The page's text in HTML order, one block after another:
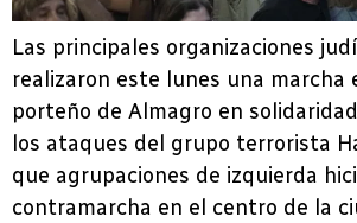
Las principales organizaciones
realizaron este lunes una marcha
porteño de Almagro en
los ataques del grupo terrorista
que agrupaciones de izquierda
contramarcha en el centro de la